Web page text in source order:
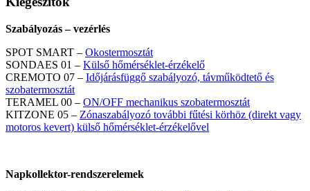
Szabályozás – vezérlés
SPOT SMART – Okostermosztát
SONDAES 01 – Külső hőmérséklet-érzékelő
CREMOTO 07 – Időjárásfüggő szabályozó, távműködtető és
szobatermosztát
TERAMEL 00 – ON/OFF mechanikus szobatermosztát
KITZONE 05 – Zónaszabályozó további fűtési körhöz (direkt vagy
motoros kevert) külső hőmérséklet-érzékelővel
Napkollektor-rendszerelemek